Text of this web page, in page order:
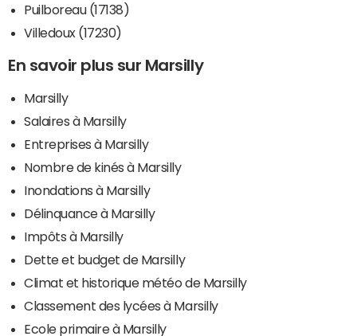
Puilboreau (17138)
Villedoux (17230)
En savoir plus sur Marsilly
Marsilly
Salaires à Marsilly
Entreprises à Marsilly
Nombre de kinés à Marsilly
Inondations à Marsilly
Délinquance à Marsilly
Impôts à Marsilly
Dette et budget de Marsilly
Climat et historique météo de Marsilly
Classement des lycées à Marsilly
Ecole primaire à Marsilly